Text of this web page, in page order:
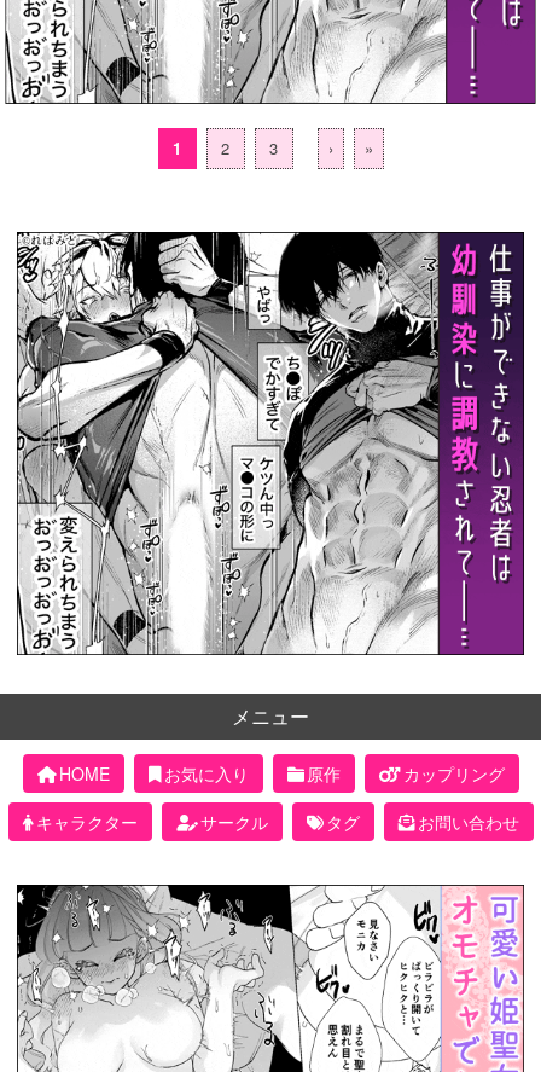
1 2 3 › »
メニュー
HOME お気に入り 原作
カップリング
キャラクター
サークル タグ お問い合わせ